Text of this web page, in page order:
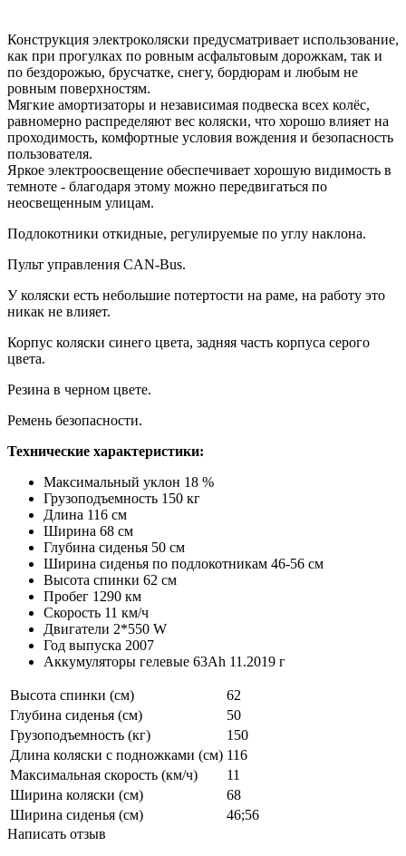
Конструкция электроколяски предусматривает использование,
как при прогулках по ровным асфальтовым дорожкам, так и
по бездорожью, брусчатке, снегу, бордюрам и любым не
ровным поверхностям.
Мягкие амортизаторы и независимая подвеска всех колёс,
равномерно распределяют вес коляски, что хорошо влияет на
проходимость, комфортные условия вождения и безопасность
пользователя.
Яркое электроосвещение обеспечивает хорошую видимость в
темноте - благодаря этому можно передвигаться по
неосвещенным улицам.
Подлокотники откидные, регулируемые по углу наклона.
Пульт управления CAN-Bus.
У коляски есть небольшие потертости на раме, на работу это
никак не влияет.
Корпус коляски синего цвета, задняя часть корпуса серого
цвета.
Резина в черном цвете.
Ремень безопасности.
Технические характеристики:
Максимальный уклон 18 %
Грузоподъемность 150 кг
Длина 116 см
Ширина 68 см
Глубина сиденья 50 см
Ширина сиденья по подлокотникам 46-56 см
Высота спинки 62 см
Пробег 1290 км
Скорость 11 км/ч
Двигатели 2*550 W
Год выпуска 2007
Аккумуляторы гелевые 63Ah 11.2019 г
Высота спинки (см)
62
Глубина сиденья (см)
50
Грузоподъемность (кг)
150
Длина коляски с подножками (см) 116
Максимальная скорость (км/ч)
11
Ширина коляски (см)
68
Ширина сиденья (см)
46;56
Написать отзыв